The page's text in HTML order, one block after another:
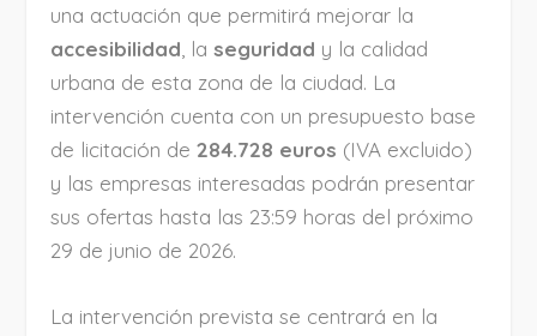
una actuación que permitirá mejorar la
accesibilidad , laseguridad y la calidad
urbana de esta zona de la ciudad. La
intervención cuenta con un presupuesto base
de licitación de284.728 euros (IVA excluido)
y las empresas interesadas podrán presentar
sus ofertas hasta las 23:59 horas del próximo
29 de junio de 2026.
La intervención prevista se centrará en la